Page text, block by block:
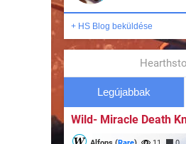
+ HS Blog beküldése
Legújabbak
Wild- Miracle Death